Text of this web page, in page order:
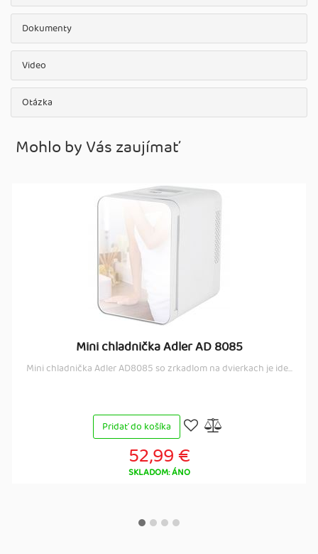
Dokumenty
Video
Otázka
Mohlo by Vás zaujímať
Mini chladnička Adler AD 8085
Mini chladnička Adler AD8085 so zrkadlom na dvierkach je ide...
Pridať do košíka
52,99 €
SKLADOM: ÁNO